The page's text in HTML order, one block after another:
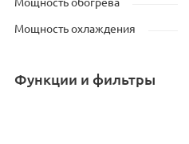
Мощность обогрева
Мощность охлаждения
Функции и фильтры